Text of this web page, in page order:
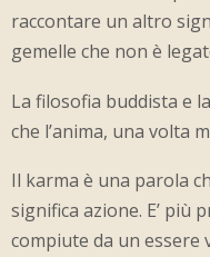
raccontare un altro
gemelle che non è
La filosofia buddista e
che l’anima, una volta
Il karma è una parola
significa azione. E’ più
compiute da un essere